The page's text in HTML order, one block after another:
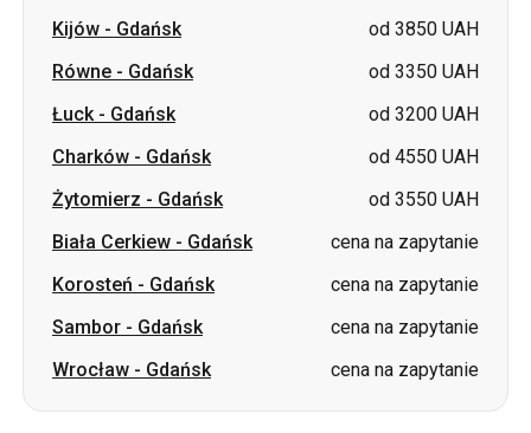
Kijów - Gdańsk
od 3850 UAH
Równe - Gdańsk
od 3350 UAH
Łuck- Gdańsk
od 3200 UAH
Charków - Gdańsk
od 4550 UAH
Żytomierz - Gdańsk
od 3550 UAH
Biała Cerkiew - Gdańsk
cena na zapytanie
Korosteń - Gdańsk
cena na zapytanie
Sambor - Gdańsk
cena na zapytanie
Wrocław - Gdańsk cena na zapytanie